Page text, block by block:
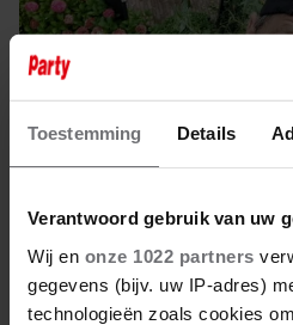
Toestemming Details
Verantwoord gebruik van uw
Wij en onze 1022 partners
gegevens (bijv. uw IP-adres)
technologieën zoals cookies